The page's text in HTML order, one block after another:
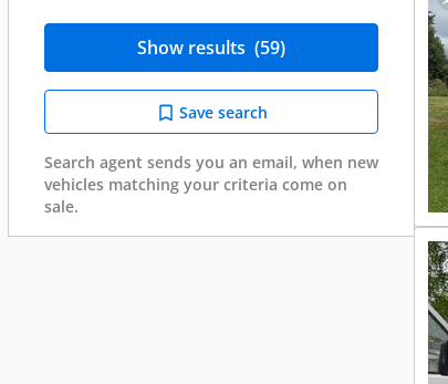
Show results (59)
Save search
Search agent sends you an email, when new
vehicles matching your criteria come on
sale.